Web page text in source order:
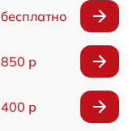
бесплатно
850 р
400 р